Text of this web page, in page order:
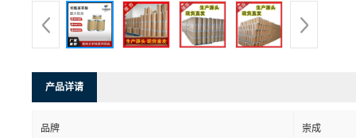
产品详请
品牌 崇成